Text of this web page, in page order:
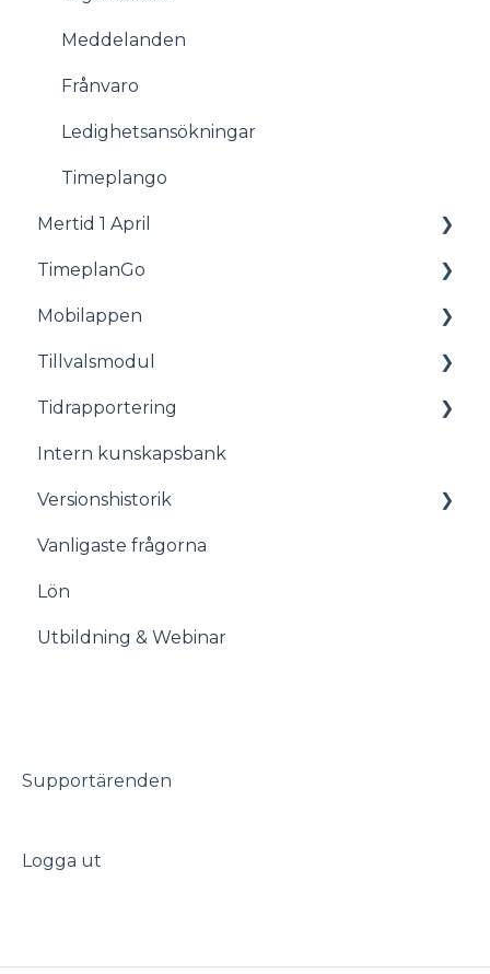
Meddelanden
Frånvaro
Ledighetsansökningar
Timeplango
Mertid 1 April
Allmänt
TimeplanGo
Rapporter
Mobilappen
För medarbetare
Komma igång med appen
Tillvalsmodul
Tillvalsmodul
Tidrapportering
Stämplingsterminal även kallat Timeclock
Intern kunskapsbank
Versionshistorik
Versionshistorik
Vanligaste frågorna
Lön
Utbildning & Webinar
Supportärenden
Logga ut